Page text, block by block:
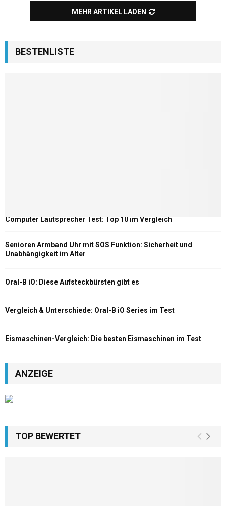
MEHR ARTIKEL LADEN
BESTENLISTE
Computer Lautsprecher Test: Top 10 im Vergleich
Senioren Armband Uhr mit SOS Funktion: Sicherheit und
Unabhängigkeit im Alter
Oral-B iO: Diese Aufsteckbürsten gibt es
Vergleich & Unterschiede: Oral-B iO Series im Test
Eismaschinen-Vergleich: Die besten Eismaschinen im Test
ANZEIGE
TOP BEWERTET